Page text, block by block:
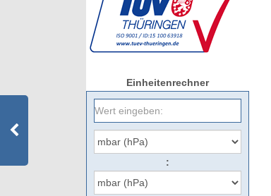
Einheitenrechner
: